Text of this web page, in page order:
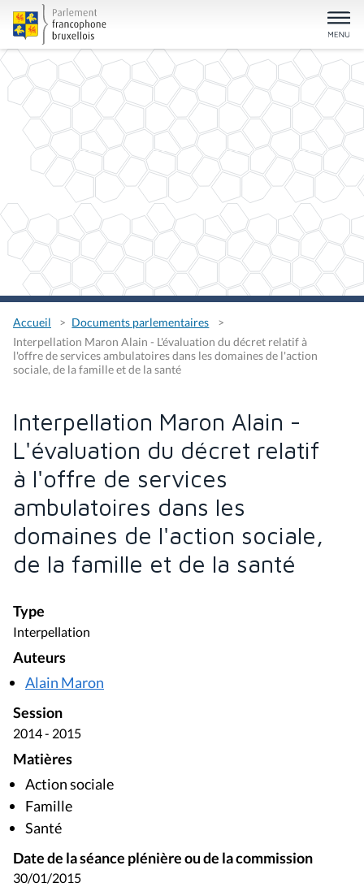
Accueil
Documents parlementaires
Interpellation Maron Alain - L'évaluation du décret relatif à
l'offre de services ambulatoires dans les domaines de l'action
sociale, de la famille et de la santé
Interpellation Maron Alain -
L'évaluation du décret relatif
à l'offre de services
ambulatoires dans les
domaines de l'action sociale,
de la famille et de la santé
Type
Interpellation
Auteurs
Alain Maron
Session
2014 - 2015
Matières
Action sociale
Famille
Santé
Date de la séance plénière ou de la commission
30/01/2015